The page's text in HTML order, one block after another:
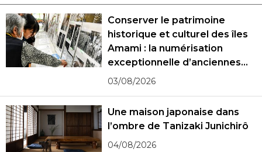
Conserver le patrimoine
historique et culturel des îles
Amami : la numérisation
exceptionnelle d’anciennes
photographies
03/08/2026
Une maison japonaise dans
l’ombre de Tanizaki Junichirô
04/08/2026